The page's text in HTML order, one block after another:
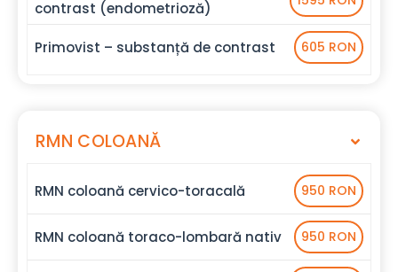
contrast (endometrioză)
Primovist – substanță de contrast 605 RON
RMN COLOANĂ
RMN coloană cervico-toracală 950 RON
RMN coloană toraco-lombară nativ 950 RON